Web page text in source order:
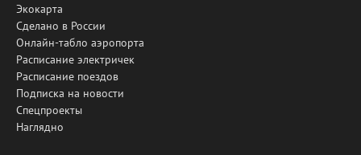
Экокарта
Сделано в России
Онлайн-табло аэропорта
Расписание электричек
Расписание поездов
Подписка на новости
Спецпроекты
Наглядно